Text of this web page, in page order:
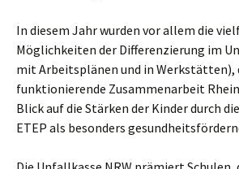
In diesem Jahr wurden vor allem die
Möglichkeiten der Differenzierung im
mit Arbeitsplänen und in Werkstätten),
funktionierende Zusammenarbeit
Blick auf die Stärken der Kinder durch
ETEP als besonders